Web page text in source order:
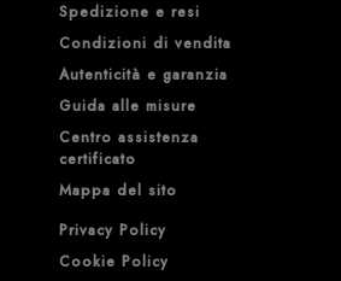
Spedizione e resi
Condizioni di vendita
Autenticità e garanzia
Guida alle misure
Centro assistenza
certificato
Mappa del sito
Privacy Policy
Cookie Policy